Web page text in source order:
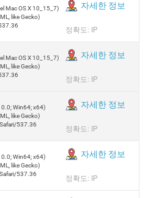
Mac OS X 10_15_7)
like Gecko)
자세한 정보
정확도: IP
Mac OS X 10_15_7)
like Gecko)
자세한 정보
정확도: IP
Win64; x64)
like Gecko)
537.36
자세한 정보
정확도: IP
Win64; x64)
like Gecko)
537.36
자세한 정보
정확도: IP